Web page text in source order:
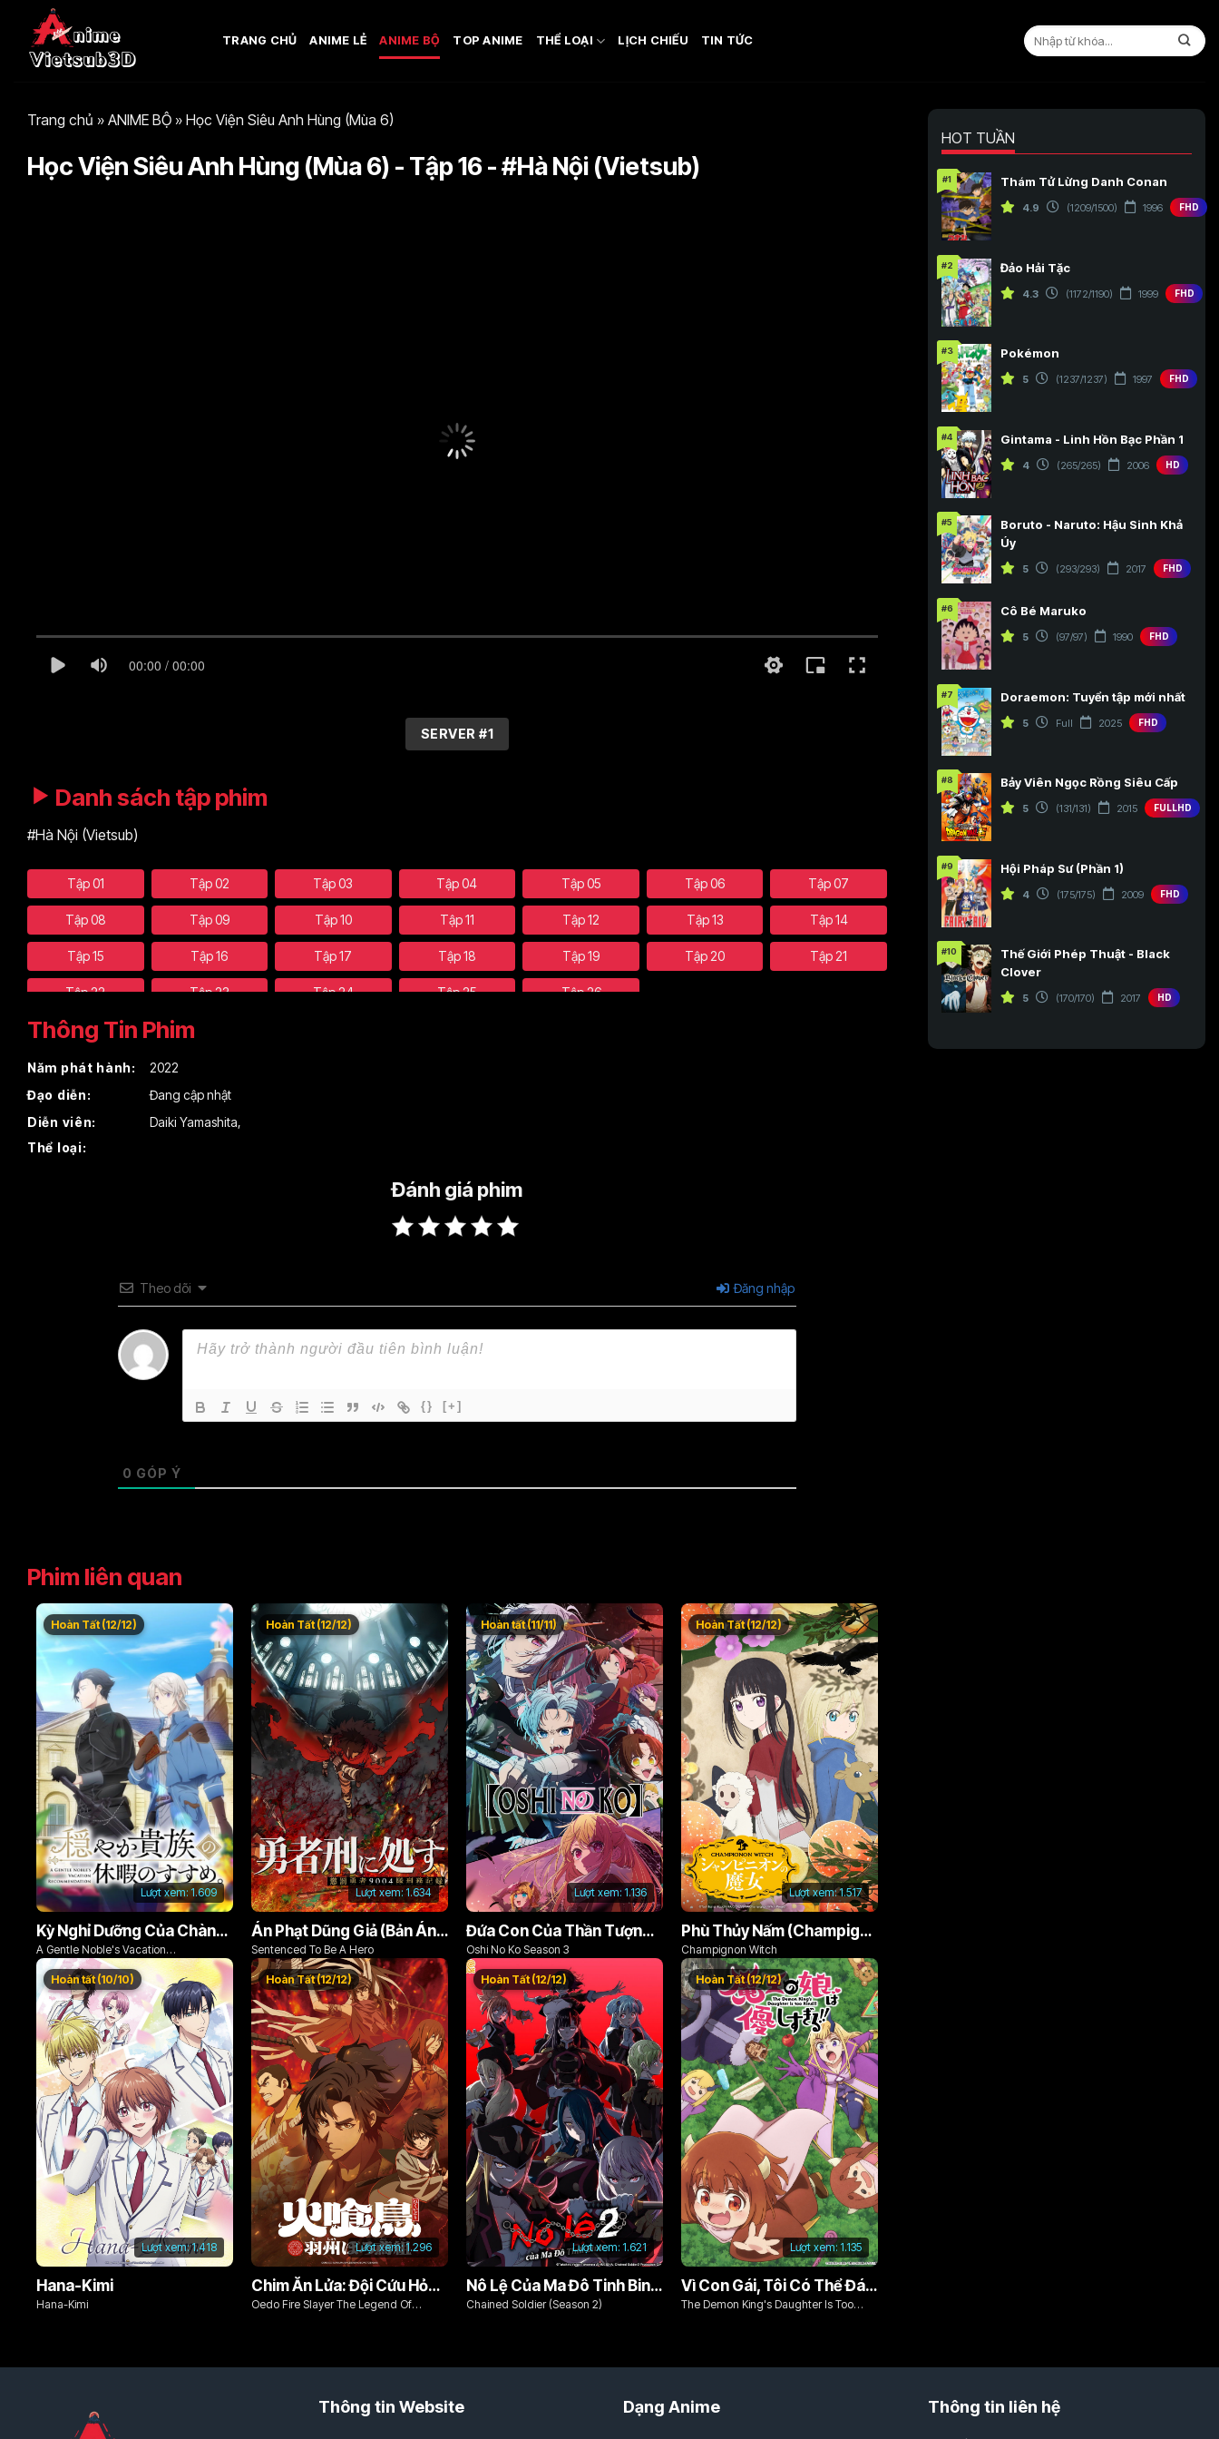
TRANG CHỦ ANIME LẺ ANIME BỘ TOP ANIME THỂ LOẠI LỊCH CHIẾU TIN TỨC
Trang chủ » ANIME BỘ » Học Viện Siêu Anh Hùng (Mùa 6)
Học Viện Siêu Anh Hùng (Mùa 6) - Tập 16 - #Hà Nội (Vietsub)
00:00 / 00:00
SERVER #1
Danh sách tập phim
#Hà Nội (Vietsub)
Tập 01 Tập 02 Tập 03 Tập 04 Tập 05 Tập 06 Tập 07
Tập 08 Tập 09 Tập 10 Tập 11 Tập 12 Tập 13 Tập 14
Tập 15 Tập 16 Tập 17 Tập 18 Tập 19 Tập 20 Tập 21
Tập 22 Tập 23 Tập 24 Tập 25 Tập 26
Thông Tin Phim
Năm phát hành:
2022
Đạo diễn:
Đang cập nhật
Diễn viên:
Daiki Yamashita,
Thể loại:
Đánh giá phim
Theo dõi Đăng nhập
{} [+]
0 GÓP Ý
Phim liên quan
Lượt xem: 1.609
Hoàn Tất (12/12)
Kỳ Nghỉ Dưỡng Của Chàng Quý Tộc Ôn Hòa (Odayaka Kizoku no Kyuuka no Susume)
A Gentle Noble's Vacation
Recommendation
Lượt xem: 1.634
Hoàn Tất (12/12)
Án Phạt Dũng Giả (Bản Án Anh Hùng)
Sentenced To Be A Hero
Lượt xem: 1.136
Hoàn tất (11/11)
Đứa Con Của Thần Tượng (Phần 3)
Oshi No Ko Season 3
Lượt xem:1.517
Hoàn Tất (12/12)
Phù Thủy Nấm (Champignon no Majo)
Champignon Witch
Lượt xem:1.418
Hoàn tất (10/10)
Hana-Kimi
Hana-Kimi
Lượt xem: 1.296
Hoàn Tất (12/12)
Chim Ăn Lửa: Đội Cứu Hỏa Rách Rưới Vùng Ushu
Oedo Fire Slayer The Legend Of
Lượt xem: 1.621
Hoàn Tất (12/12)
Nô Lệ Của Ma Đô Tinh Binh (Phần 2)
Chained Soldier (Season 2)
Lượt xem: 1.135
Hoàn Tất (12/12)
Vì Con Gái, Tôi Có Thể Đánh Bại Cả Ma Vương
The Demon King's Daughter Is Too
HOT TUẦN
#1 Thám Tử Lừng Danh Conan
4.9 (1209/1500) 1996 FHD
#2 Đảo Hải Tặc
4.3 (1172/1190) 1999 FHD
#3 Pokémon
5 (1237/1237) 1997 FHD
#4 Gintama - Linh Hồn Bạc Phần 1
4 (265/265) 2006 HD
#5
Boruto - Naruto: Hậu Sinh Khả
Úy
5 (293/293) 2017 FHD
#6 Cô Bé Maruko
5 (97/97) 1990 FHD
#7 Doraemon: Tuyển tập mới nhất
5 Full 2025 FHD
#8 Bảy Viên Ngọc Rồng Siêu Cấp
5 (131/131) 2015 FULLHD
#9 Hội Pháp Sư (Phần 1)
4 (175/175) 2009 FHD
#10
Thế Giới Phép Thuật - Black
Clover
5 (170/170) 2017 HD
Thông tin Website Dạng Anime Thông tin liên hệ